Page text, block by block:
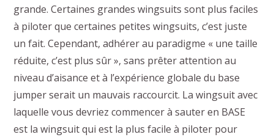
grande. Certaines grandes wingsuits sont plus faciles
à piloter que certaines petites wingsuits, c’est juste
un fait. Cependant, adhérer au paradigme « une taille
réduite, c’est plus sûr », sans prêter attention au
niveau d’aisance et à l’expérience globale du base
jumper serait un mauvais raccourcit. La wingsuit avec
laquelle vous devriez commencer à sauter en BASE
est la wingsuit qui est la plus facile à piloter pour